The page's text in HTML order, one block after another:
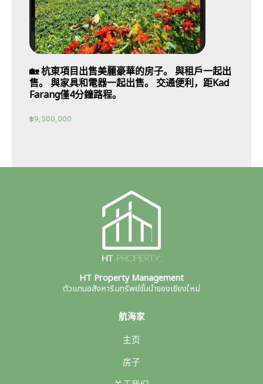
🏡 杭東項目出售美麗豪華的房子。 與租戶一起出
售。 與家具和電器一起出售。 交通便利，距Kad
Farang僅4分鐘路程。
฿9,500,000
HT Property Management
ตัวแทนอสังหาริมทรัพย์ชั้นนำของเชียงใหม่
航海家
主页
房子